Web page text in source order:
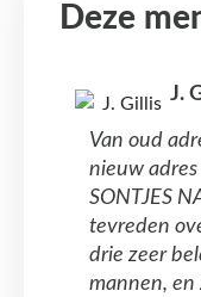
Deze
J.
Van oud
nieuw
SONTJES
tevreden
drie zeer
mannen, en